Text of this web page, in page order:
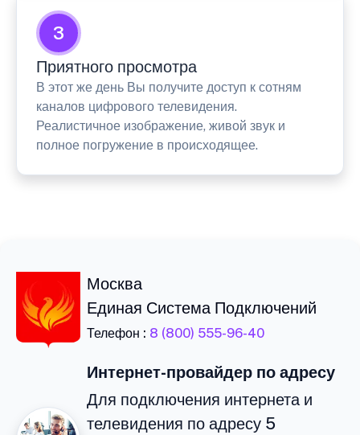
3
Приятного просмотра
В этот же день Вы получите доступ к сотням
каналов цифрового телевидения.
Реалистичное изображение, живой звук и
полное погружение в происходящее.
Москва
Единая Система Подключений
Телефон : 8 (800) 555-96-40
Интернет-провайдер по адресу
Для подключения интернета и
телевидения по адресу 5